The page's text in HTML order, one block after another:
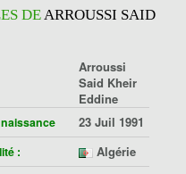
DEARROUSSI SAID
Arroussi
Said Kheir
Eddine
23 Juil 1991
: Algérie